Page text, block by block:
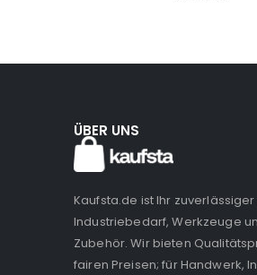
ÜBER UNS
Kaufsta.de ist Ihr
Industriebedarf, Werkzeuge
Zubehör. Wir bieten
fairen Preisen; für Handwerk,